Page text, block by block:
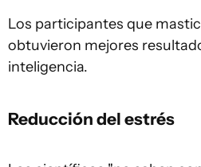
Los participantes que
obtuvieron mejores
inteligencia.
Reducción del estrés